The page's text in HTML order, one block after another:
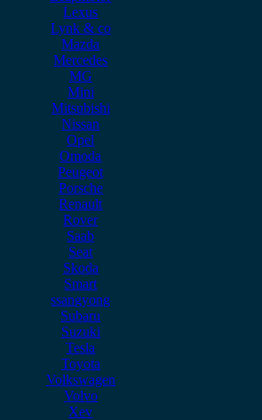
Lexus
Lynk & co
Mazda
Mercedes
MG
Mini
Mitsubishi
Nissan
Opel
Omoda
Peugeot
Porsche
Renault
Rover
Saab
Seat
Skoda
Smart
ssangyong
Subaru
Suzuki
Tesla
Toyota
Volkswagen
Volvo
Xev